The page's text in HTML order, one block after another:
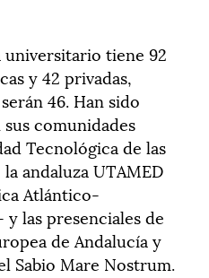
tiene 92
y 42 privadas,
46. Han sido
comunidades
Tecnológica de las
andaluza UTAMED
Atlántico-
las presenciales de
de Andalucía y
Sabio Mare Nostrum.